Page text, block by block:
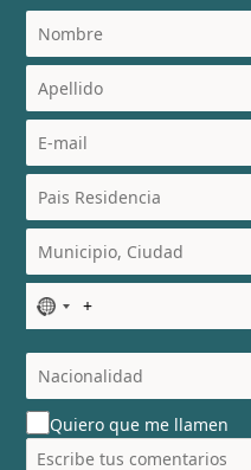
N
o
c
o
u
n
t
Quiero que me llamen